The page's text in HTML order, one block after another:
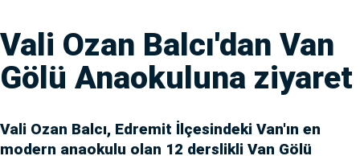
Vali Ozan Balcı'dan Van
Gölü Anaokuluna ziyaret
Vali Ozan Balcı, Edremit İlçesindeki Van'ın en
modern anaokulu olan 12 derslikli Van Gölü